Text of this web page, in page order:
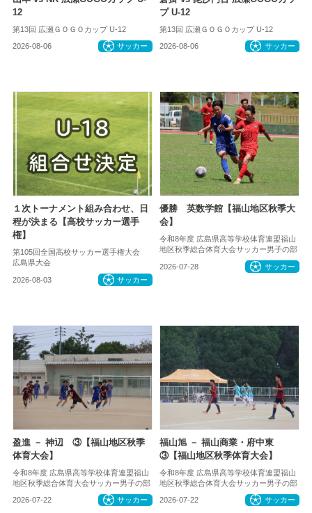
12
第13回 広瀬ＧＯＧＯカップ U-12
2026-08-06 サッカー
プ U-12
第13回 広瀬ＧＯＧＯカップ U-12
2026-08-06 サッカー
１次トーナメント組み合わせ、日
程が決まる【高校サッカー選手
権】
第105回全国高校サッカー選手権大会
広島県大会
2026-08-03 サッカー
優勝 英数学館【福山地区秋季大
会】
令和8年度 広島県高等学校体育連盟福山
地区秋季総合体育大会サッカー男子の部
2026-07-28 サッカー
盈進 － 神辺 ③【福山地区秋季
体育大会】
令和8年度 広島県高等学校体育連盟福山
地区秋季総合体育大会サッカー男子の部
2026-07-22 サッカー
福山旭 － 福山商業・府中東
③【福山地区秋季体育大会】
令和8年度 広島県高等学校体育連盟福山
地区秋季総合体育大会サッカー男子の部
2026-07-22 サッカー